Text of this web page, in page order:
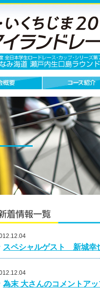
スペシャルゲスト 新城幸
為末 大さんのコメントア